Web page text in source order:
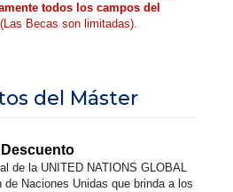
todos los campos del
(Las Becas son limitadas).
del Máster
Descuento
de la UNITED NATIONS GLOBAL
de Naciones Unidas que brinda a los